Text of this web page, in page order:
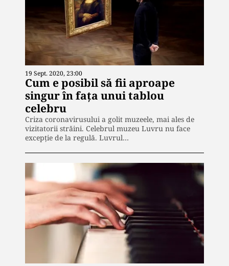
19 Sept. 2020, 23:00
Cum e posibil să fii aproape
singur în fața unui tablou
celebru
Criza coronavirusului a golit muzeele, mai ales de
vizitatorii străini. Celebrul muzeu Luvru nu face
excepție de la regulă. Luvrul…